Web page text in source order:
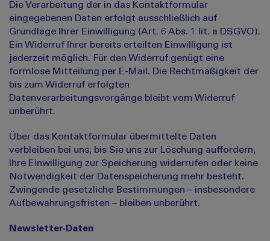
Die Verarbeitung der in das Kontaktformular
eingegebenen Daten erfolgt ausschließlich auf
Grundlage Ihrer Einwilligung (Art. 6 Abs. 1 lit. a DSGVO).
Ein Widerruf Ihrer bereits erteilten Einwilligung ist
jederzeit möglich. Für den Widerruf genügt eine
formlose Mitteilung per E-Mail. Die Rechtmäßigkeit der
bis zum Widerruf erfolgten
Datenverarbeitungsvorgänge bleibt vom Widerruf
unberührt.
Über das Kontaktformular übermittelte Daten
verbleiben bei uns, bis Sie uns zur Löschung auffordern,
Ihre Einwilligung zur Speicherung widerrufen oder keine
Notwendigkeit der Datenspeicherung mehr besteht.
Zwingende gesetzliche Bestimmungen – insbesondere
Aufbewahrungsfristen – bleiben unberührt.
Newsletter-Daten